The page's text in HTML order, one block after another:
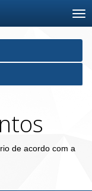
de acordo com a